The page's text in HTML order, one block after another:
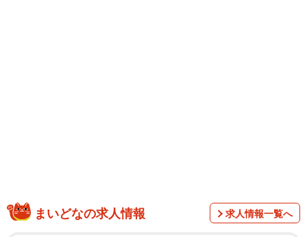
き、検証をスタートしました。
まいどなの求人情報 求人情報一覧へ